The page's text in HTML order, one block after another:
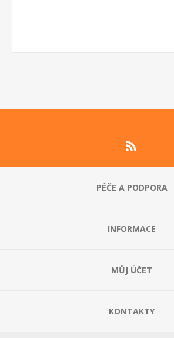
PÉČE A PODPORA
INFORMACE
MŮJ ÚČET
KONTAKTY